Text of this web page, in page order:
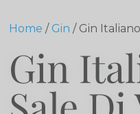
Home / Gin / Gin
Gin